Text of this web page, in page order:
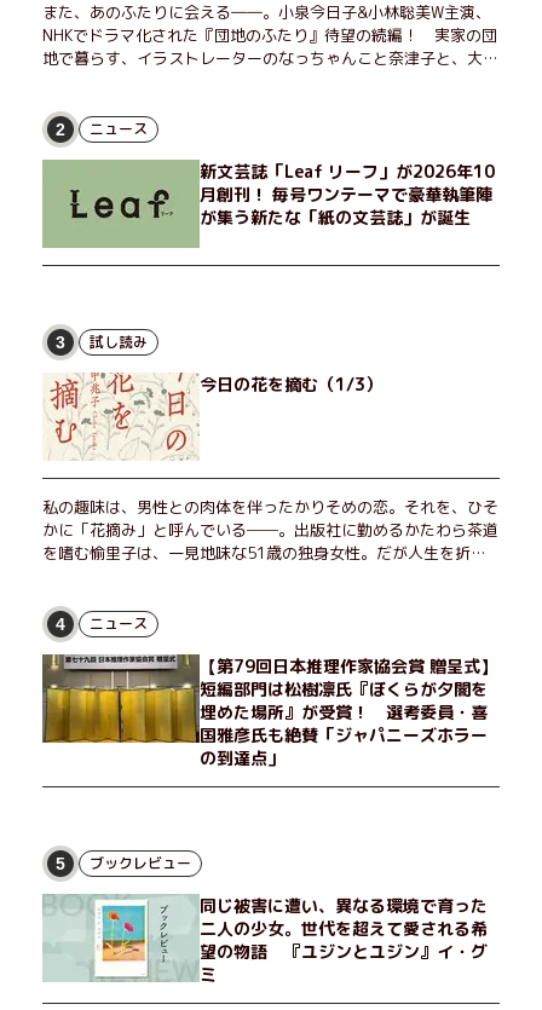
また、あのふたりに会える――。小泉今日子&小林聡美W主演、
NHKでドラマ化された『団地のふたり』待望の続編！ 実家の団
地で暮らす、イラストレーターのなっちゃんこと奈津子と、大学
げたり、部屋でふたりだけの「台湾映画祭」を催したり。50代
独身、幼なじみの変わらぬ友情とささやかな幸せの日々を描く。
2 ニュース
新文芸誌「Leaf リーフ」が2026年10
月創刊！ 毎号ワンテーマで豪華執筆陣
が集う新たな「紙の文芸誌」が誕生
3 試し読み
今日の花を摘む（1/3）
私の趣味は、男性との肉体を伴ったかりそめの恋。それを、ひそ
かに「花摘み」と呼んでいる──。出版社に勤めるかたわら茶道
を嗜む愉里子は、一見地味な51歳の独身女性。だが人生を折り
せる男が現れた。茶の湯の粋人、70歳の万江島だ。だが彼に
は、ある秘密があった……。自分の心と身体を偽らない女たちの
姿と、その連帯を描く。赤裸々にして切実な、セクシュアリティ
をめぐる物語。
4 ニュース
【第79回日本推理作家協会賞 贈呈式】
短編部門は松樹凛氏『ぼくらが夕闇を
埋めた場所』が受賞！ 選考委員・喜
国雅彦氏も絶賛「ジャパニーズホラー
の到達点」
5 ブックレビュー
同じ被害に遭い、異なる環境で育った
二人の少女。世代を超えて愛される希
望の物語 『ユジンとユジン』イ・グ
ミ